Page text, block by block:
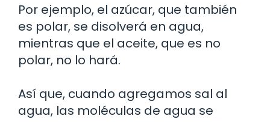
Por ejemplo, el azúcar, que también
es polar, se disolverá en agua,
mientras que el aceite, que es no
polar, no lo hará.
Así que, cuando agregamos sal al
agua, las moléculas de agua se